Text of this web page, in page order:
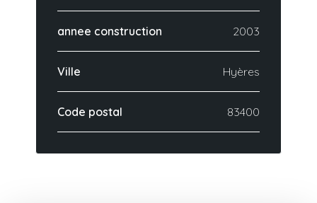
annee construction 2003
Ville Hyères
Code postal 83400